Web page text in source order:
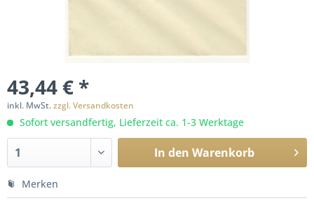
43,44 € *
inkl. MwSt.zzgl. Versandkosten
Sofort versandfertig, Lieferzeit ca. 1-3 Werktage
In den Warenkorb
Merken